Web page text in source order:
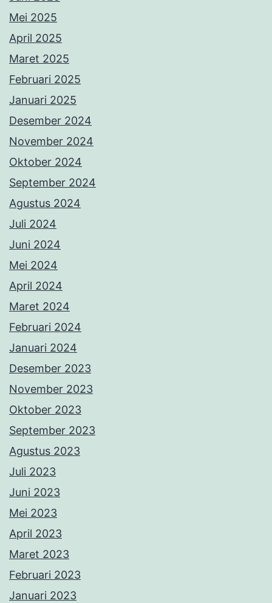
Mei 2025
April 2025
Maret 2025
Februari 2025
Januari 2025
Desember 2024
November 2024
Oktober 2024
September 2024
Agustus 2024
Juli 2024
Juni 2024
Mei 2024
April 2024
Maret 2024
Februari 2024
Januari 2024
Desember 2023
November 2023
Oktober 2023
September 2023
Agustus 2023
Juli 2023
Juni 2023
Mei 2023
April 2023
Maret 2023
Februari 2023
Januari 2023